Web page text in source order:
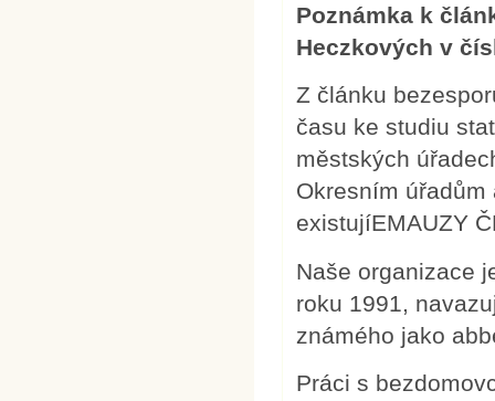
Poznámka k
Heczkových v
Z článku
času ke studiu
městských
Okresním
existujíEMAUZY
Naše organizace
roku 1991,
známého jako
Práci s